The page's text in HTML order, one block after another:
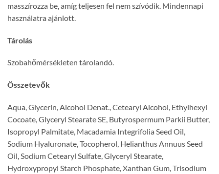
masszírozza be, amíg teljesen fel nem szívódik. Mindennapi
használatra ajánlott.
Tárolás
Szobahőmérsékleten tárolandó.
Összetevők
Aqua, Glycerin, Alcohol Denat., Cetearyl Alcohol, Ethylhexyl
Cocoate, Glyceryl Stearate SE, Butyrospermum Parkii Butter,
Isopropyl Palmitate, Macadamia Integrifolia Seed Oil,
Sodium Hyaluronate, Tocopherol, Helianthus Annuus Seed
Oil, Sodium Cetearyl Sulfate, Glyceryl Stearate,
Hydroxypropyl Starch Phosphate, Xanthan Gum, Trisodium